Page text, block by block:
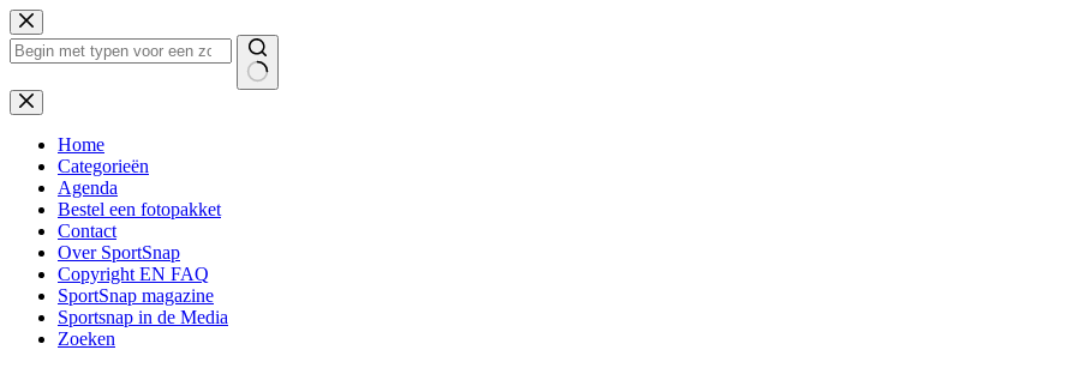
Ga
naar
de
Geen
resultaten
Home
Categorieën
Agenda
Bestel een fotopakket
Contact
Over SportSnap
Copyright EN FAQ
SportSnap magazine
Sportsnap in de Media
Zoeken